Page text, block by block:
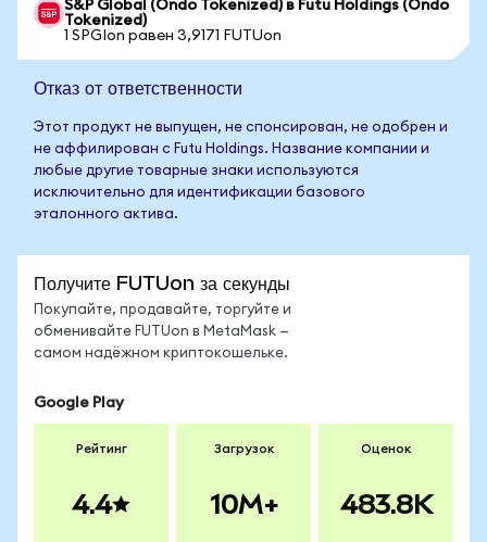
S&P Global (Ondo Tokenized) в Futu Holdings (Ondo
Tokenized)
1 SPGIon равен 3,9171 FUTUon
Отказ от ответственности
Этот продукт не выпущен, не спонсирован, не одобрен и
не аффилирован с Futu Holdings. Название компании и
любые другие товарные знаки используются
исключительно для идентификации базового
эталонного актива.
Получите FUTUon за секунды
Покупайте, продавайте, торгуйте и
обменивайте FUTUon в MetaMask —
самом надёжном криптокошельке.
Google Play
Рейтинг
4.4
Загрузок
10M+
Оценок
483.8K